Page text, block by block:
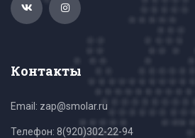
Контакты
Email: zap@smolar.ru
Телефон: 8(920)302-22-94